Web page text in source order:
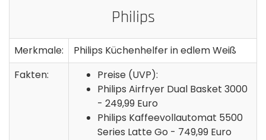
Philips
Merkmale:
Philips Küchenhelfer in edlem Weiß
Fakten:
Preise (UVP):
Philips Airfryer Dual Basket 3000
- 249,99 Euro
Philips Kaffeevollautomat 5500
Series Latte Go - 749,99 Euro